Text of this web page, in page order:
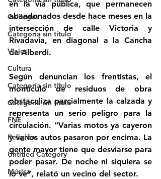
Calilegua
Categoría sin título
Viajes
Cultura
Categoría sin título
Categoría sin título
FNE
Religión
Untitled Category
Música
en la vía pública, que permanecen
abandonados desde hace meses en la
intersección de calle Victoria y
Rivadavia, en diagonal a la Cancha
de Alberdi.
Según denuncian los frentistas, el
montículo de residuos de obra
obstaculiza parcialmente la calzada y
representa un serio peligro para la
circulación. “Varias motos ya cayeron
y varios autos pasaron por encima. La
gente mayor tiene que desviarse para
poder pasar. De noche ni siquiera se
lo ve”, relató un vecino del sector.